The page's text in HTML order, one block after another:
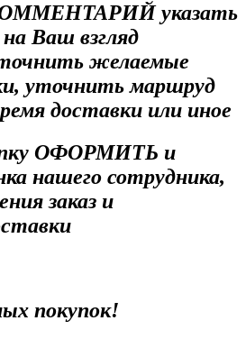
указать
Ваш взгляд
желаемые
уточнить маршруд
доставки или иное
ОФОРМИТЬ и
нашего сотрудника,
заказ и
покупок!